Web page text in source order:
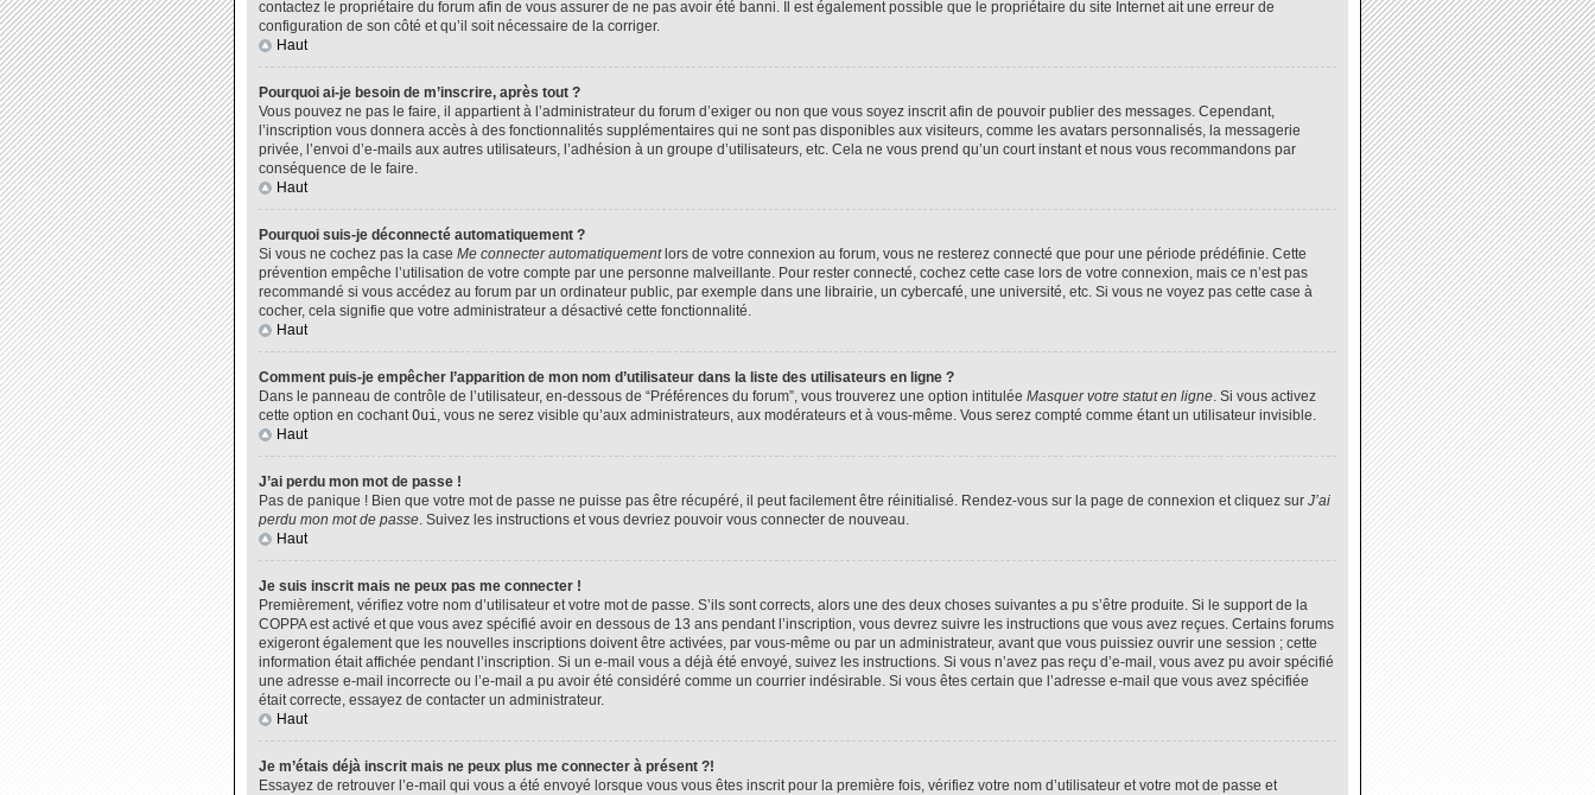
contactez le propriétaire du forum afin de vous assurer de ne pas avoir été banni. Il est également possible que le propriétaire du site Internet ait une erreur de
configuration de son côté et qu’il soit nécessaire de la corriger.
Haut
Pourquoi ai-je besoin de m’inscrire, après tout ?
Vous pouvez ne pas le faire, il appartient à l’administrateur du forum d’exiger ou non que vous soyez inscrit afin de pouvoir publier des messages. Cependant,
l’inscription vous donnera accès à des fonctionnalités supplémentaires qui ne sont pas disponibles aux visiteurs, comme les avatars personnalisés, la messagerie
privée, l’envoi d’e-mails aux autres utilisateurs, l’adhésion à un groupe d’utilisateurs, etc. Cela ne vous prend qu’un court instant et nous vous recommandons par
conséquence de le faire.
Haut
Pourquoi suis-je déconnecté automatiquement ?
Si vous ne cochez pas la case Me connecter automatiquementlors de votre connexion au forum, vous ne resterez connecté que pour une période prédéfinie. Cette
prévention empêche l’utilisation de votre compte par une personne malveillante. Pour rester connecté, cochez cette case lors de votre connexion, mais ce n’est pas
recommandé si vous accédez au forum par un ordinateur public, par exemple dans une librairie, un cybercafé, une université, etc. Si vous ne voyez pas cette case à
cocher, cela signifie que votre administrateur a désactivé cette fonctionnalité.
Haut
Comment puis-je empêcher l’apparition de mon nom d’utilisateur dans la liste des utilisateurs en ligne ?
Dans le panneau de contrôle de l’utilisateur, en-dessous de “Préférences du forum”, vous trouverez une option intitulée Masquer votre statut en ligne. Si vous activez
cette option en cochantOui, vous ne serez visible qu’aux administrateurs, aux modérateurs et à vous-même. Vous serez compté comme étant un utilisateur invisible.
Haut
J’ai perdu mon mot de passe !
Pas de panique ! Bien que votre mot de passe ne puisse pas être récupéré, il peut facilement être réinitialisé. Rendez-vous sur la page de connexion et cliquez sur J’ai
perdu mon mot de passe. Suivez les instructions et vous devriez pouvoir vous connecter de nouveau.
Haut
Je suis inscrit mais ne peux pas me connecter !
Premièrement, vérifiez votre nom d’utilisateur et votre mot de passe. S’ils sont corrects, alors une des deux choses suivantes a pu s’être produite. Si le support de la
COPPA est activé et que vous avez spécifié avoir en dessous de 13 ans pendant l’inscription, vous devrez suivre les instructions que vous avez reçues. Certains forums
exigeront également que les nouvelles inscriptions doivent être activées, par vous-même ou par un administrateur, avant que vous puissiez ouvrir une session ; cette
information était affichée pendant l’inscription. Si un e-mail vous a déjà été envoyé, suivez les instructions. Si vous n’avez pas reçu d’e-mail, vous avez pu avoir spécifié
une adresse e-mail incorrecte ou l’e-mail a pu avoir été considéré comme un courrier indésirable. Si vous êtes certain que l’adresse e-mail que vous avez spécifiée
était correcte, essayez de contacter un administrateur.
Haut
Je m’étais déjà inscrit mais ne peux plus me connecter à présent ?!
Essayez de retrouver l’e-mail qui vous a été envoyé lorsque vous vous êtes inscrit pour la première fois, vérifiez votre nom d’utilisateur et votre mot de passe et